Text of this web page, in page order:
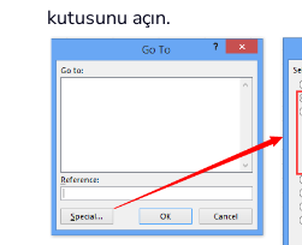
kutusunu açın.